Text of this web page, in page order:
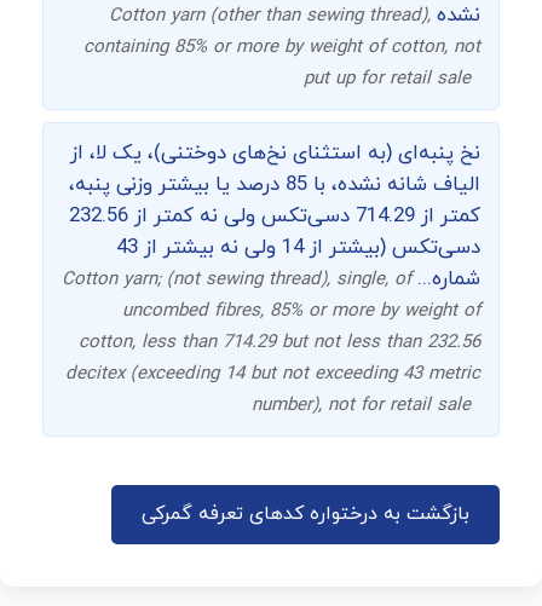
نشده Cotton yarn (other than sewing thread),
containing 85% or more by weight of cotton, not
put up for retail sale
نخ پنبه‌ای (به استثنای نخ‌های دوختنی)، یک لا، از
الیاف شانه نشده، با 85 درصد یا بیشتر وزنی پنبه،
کمتر از 714.29 دسی‌تکس ولی نه کمتر از 232.56
دسی‌تکس (بیشتر از 14 ولی نه بیشتر از 43
شماره...Cotton yarn; (not sewing thread), single, of
uncombed fibres, 85% or more by weight of
cotton, less than 714.29 but not less than 232.56
decitex (exceeding 14 but not exceeding 43 metric
number), not for retail sale
بازگشت به درختواره کدهای تعرفه گمرکی